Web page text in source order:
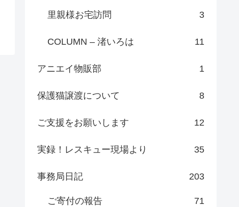
里親様お宅訪問 3
COLUMN – 渚いろは 11
アニエイ物販部 1
保護猫譲渡について 8
ご支援をお願いします 12
実録！レスキュー現場より 35
事務局日記 203
ご寄付の報告 71